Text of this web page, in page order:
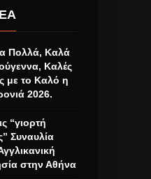
Πολλά, Καλά
Καλές
με το Καλό η
2026.
“γιορτή
Συναυλία
στην Αθήνα